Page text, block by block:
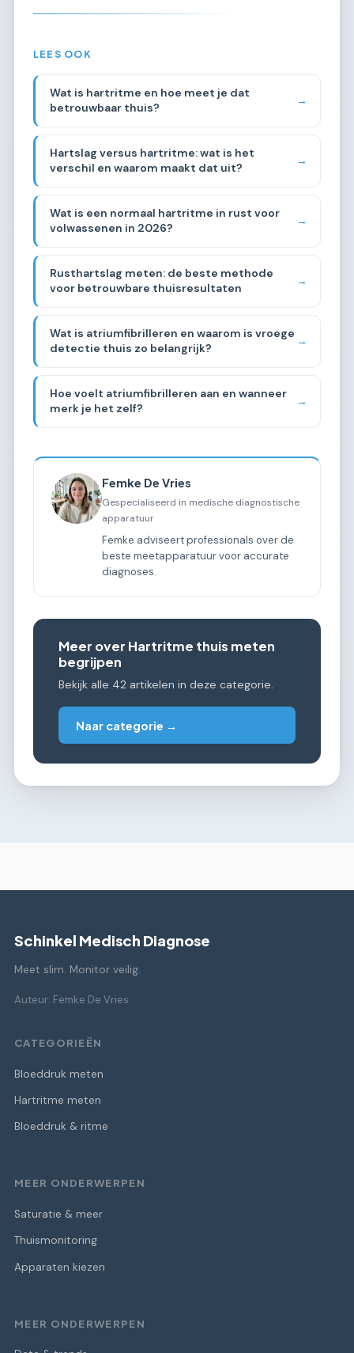
LEES OOK
Wat is hartritme en hoe meet je dat
betrouwbaar thuis?
→
Hartslag versus hartritme: wat is het
verschil en waarom maakt dat uit?
→
Wat is een normaal hartritme in rust voor
volwassenen in 2026?
→
Rusthartslag meten: de beste methode
voor betrouwbare thuisresultaten
→
Wat is atriumfibrilleren en waarom is vroege
detectie thuis zo belangrijk?
→
Hoe voelt atriumfibrilleren aan en wanneer
merk je het zelf?
→
Femke De Vries
Gespecialiseerd in medische diagnostische
apparatuur
Femke adviseert professionals over de
beste meetapparatuur voor accurate
diagnoses.
Meer over Hartritme thuis meten
begrijpen
Bekijk alle 42 artikelen in deze categorie.
Naar categorie →
Schinkel Medisch Diagnose
Meet slim. Monitor veilig.
Auteur: Femke De Vries
CATEGORIEËN
Bloeddruk meten
Hartritme meten
Bloeddruk & ritme
MEER ONDERWERPEN
Saturatie & meer
Thuismonitoring
Apparaten kiezen
MEER ONDERWERPEN